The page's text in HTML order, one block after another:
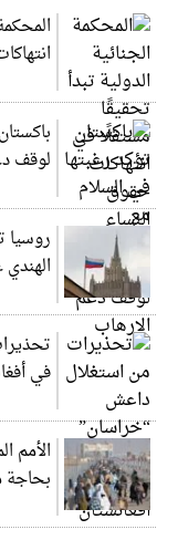
لوقف
في
بحاجة